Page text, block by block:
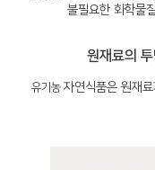
불필요한 화학물
원재료의
유기농 자연식품은 원재